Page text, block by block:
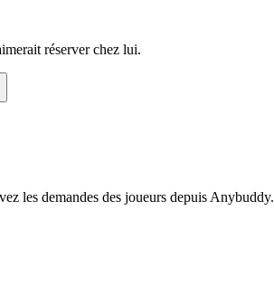
réserver chez lui.
les demandes des joueurs depuis Anybuddy.